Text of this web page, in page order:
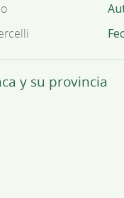
y su provincia